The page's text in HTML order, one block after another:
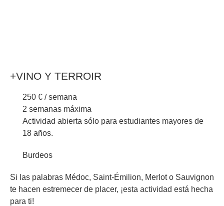
+VINO Y TERROIR
250 € / semana
2 semanas máxima
Actividad abierta sólo para estudiantes mayores de
18 años.
Burdeos
Si las palabras Médoc, Saint-Émilion, Merlot o Sauvignon
te hacen estremecer de placer, ¡esta actividad está hecha
para ti!